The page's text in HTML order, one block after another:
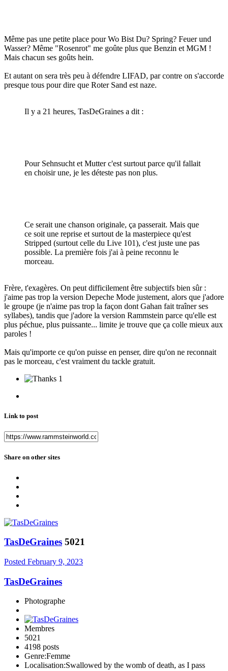
Même pas une petite place pour Wo Bist Du? Spring? Feuer und
Wasser? Même "Rosenrot" me goûte plus que Benzin et MGM !
Mais chacun ses goûts hein.
Et autant on sera très peu à défendre LIFAD, par contre on s'accorde
presque tous pour dire que Roter Sand est naze.
Il y a 21 heures, TasDeGraines a dit :
Pour Sehnsucht et Mutter c'est surtout parce qu'il fallait
en choisir une, je les déteste pas non plus.
Ce serait une chanson originale, ça passerait. Mais que
ce soit une reprise et surtout de la masterpiece qu'est
Stripped (surtout celle du Live 101), c'est juste une pas
possible. La première fois j'ai à peine reconnu le
morceau.
Frère, t'exagères. On peut difficilement être subjectifs bien sûr :
j'aime pas trop la version Depeche Mode justement, alors que j'adore
le groupe (je n'aime pas trop la façon dont Gahan fait traîner ses
syllabes), tandis que j'adore la version Rammstein parce qu'elle est
plus péchue, plus puissante... limite je trouve que ça colle mieux aux
paroles !
Mais qu'importe ce qu'on puisse en penser, dire qu'on ne reconnait
pas le morceau, c'est vraiment du tackle gratuit.
1
Link to post
Share on other sites
TasDeGraines 5021
Posted February 9, 2023
TasDeGraines
Photographe
Membres
5021
4198 posts
Genre:Femme
Localisation:Swallowed by the womb of death, as I pass